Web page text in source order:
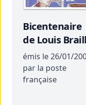
Bicentenaire
de Louis
émis le 26/01/
par la poste
française